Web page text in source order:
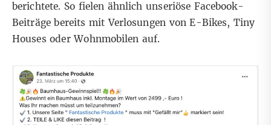
berichtete. So fielen ähnlich unseriöse Facebook-
Beiträge bereits mit Verlosungen vonE-Bikes, Tiny
Houses oderWohnmobilen auf.